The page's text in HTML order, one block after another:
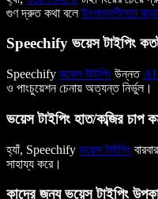
গুণ দ্রুত কথা বলেউৎপাদনশীলতা
Speechify ভয়েস টাইপিং
Speechify ভয়েস টাইপিং উন্নত AI
ও পাংচুয়েশন চেনায় অত্যন্ত নির্ভুল।
ভয়েস টাইপিং হাত/কব্জির চাপ
হ্যাঁ, Speechify ভয়েস টাইপিং
সাহায্য করে।
কাদের জন্য ভয়েস টাইপিং